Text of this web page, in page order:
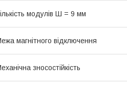
модулів Ш = 9 мм
магнітного відключення
зносостійкість